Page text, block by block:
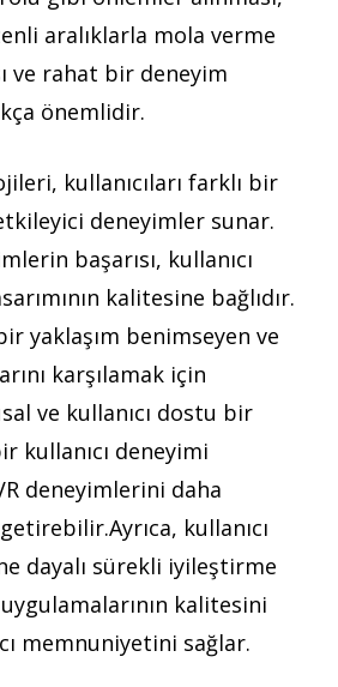
aralıklarla mola verme
ve rahat bir deneyim
önemlidir.
kullanıcıları farklı bir
deneyimler sunar.
başarısı, kullanıcı
kalitesine bağlıdır.
yaklaşım benimseyen ve
karşılamak için
ve kullanıcı dostu bir
kullanıcı deneyimi
deneyimlerini daha
kullanıcı
dayalı sürekli iyileştirme
kalitesini
memnuniyetini sağlar.